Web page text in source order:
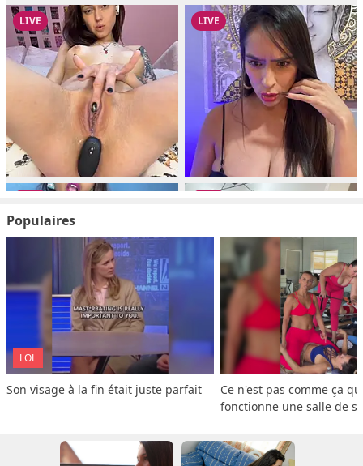
Populaires
LOL
Son visage à la fin était juste parfait
Ce n'est pas comme ça
fonctionne une salle de